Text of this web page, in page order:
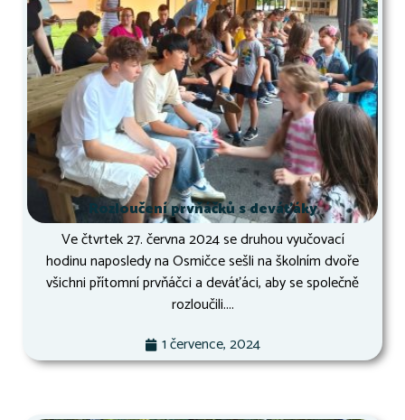
Rozloučení prvňáčků s deváťáky
Ve čtvrtek 27. června 2024 se druhou vyučovací
hodinu naposledy na Osmičce sešli na školním dvoře
všichni přítomní prvňáčci a deváťáci, aby se společně
rozloučili....
1 července, 2024